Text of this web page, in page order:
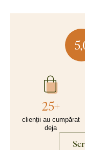
25+
clienții au cumpărat
deja